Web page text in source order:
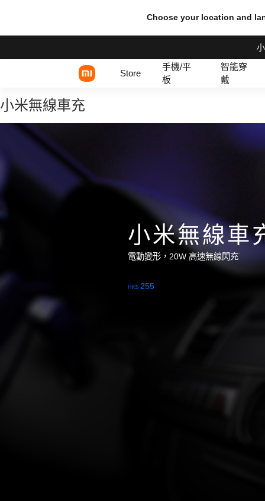
Choose your location and
Store
手機/平
板
POCO 系列
智能穿
戴
小米無線車充
小米無線車
電動變形，20W 高速無線閃充*
HK$ 255